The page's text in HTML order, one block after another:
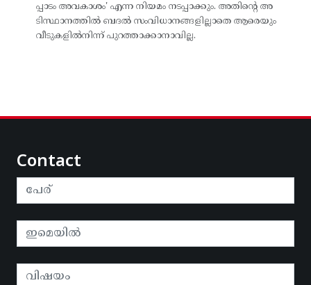
പ്പാടം അവകാശം' എന്ന നിയമം നടപ്പാക്കും. അതിന്റെ അ
ടിസ്ഥാനത്തില്‍ ബദല്‍ സംവിധാനങ്ങളില്ലാതെ ആരെയും
വീടുകളില്‍നിന്ന് പുറത്താക്കാനാവില്ല.
Contact